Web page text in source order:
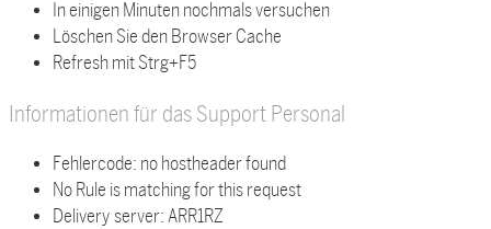
In einigen Minuten nochmals versuchen
Löschen Sie den Browser Cache
Refresh mit Strg+F5
Informationen für das Support Personal
Fehlercode: no hostheader found
No Rule is matching for this request
Delivery server: ARR1RZ